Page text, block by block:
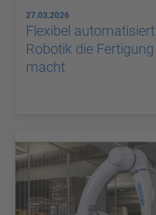
27.03.2026
Flexibel
Robotik die
macht